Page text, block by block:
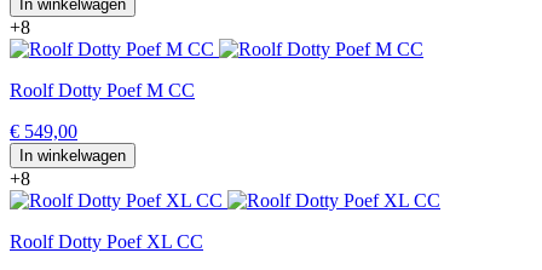
In winkelwagen
+8
Roolf Dotty Poef M CC
€ 549,00
In winkelwagen
+8
Roolf Dotty Poef XL CC